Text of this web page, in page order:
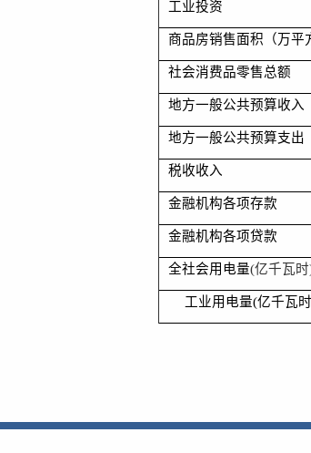
工业投资
商品房销售面积（万平
社会消费品零售总额
地方一般公共预算收入
地方一般公共预算支出
税收收入
金融机构各项存款
金融机构各项贷款
全社会用电量(亿千瓦时
工业用电量(亿千瓦时